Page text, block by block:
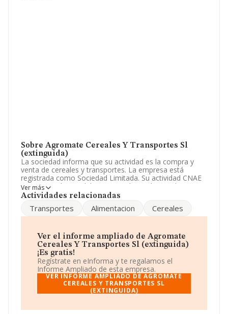
Sobre Agromate Cereales Y Transportes Sl
(extinguida)
La sociedad informa que su actividad es la compra y
venta de cereales y transportes. La empresa está
registrada como Sociedad Limitada. Su actividad CNAE
es 'Intermediarios del comercio de productos diversos'
con código 4619. La empresa no tiene actividad en
La empresa españolaAgromate Cereales y
domicilio fiscal en Calle Moreto núm. 15, (28014), en el
municipio de Madrid, Madrid.
En relación con el sector y disponiendo de los datos de
hasta 35.522 empresas, en el ámbito nacional la
facturación alcanza la cifra de 14.930 millones de euros
y se calcula un promedio de facturación de 420 mil
euros entre todas las compañías. Respecto a la
base de datos de INFORMA aparecen 8469 empresas,
Ver más
Actividades relacionadas
Transportes Alimentacion Cereales
Ver el informe ampliado de Agromate
Cereales Y Transportes Sl (extinguida)
¡Es gratis!
Regístrate en eInforma y te regalamos el
Informe Ampliado de esta empresa.
VER INFORME AMPLIADO DE AGROMATE
CEREALES Y TRANSPORTES SL
(EXTINGUIDA)